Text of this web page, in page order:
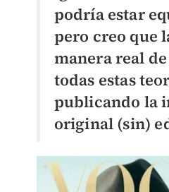
podría estar
pero creo que
manera real
todas estas
publicando la
original (sin)